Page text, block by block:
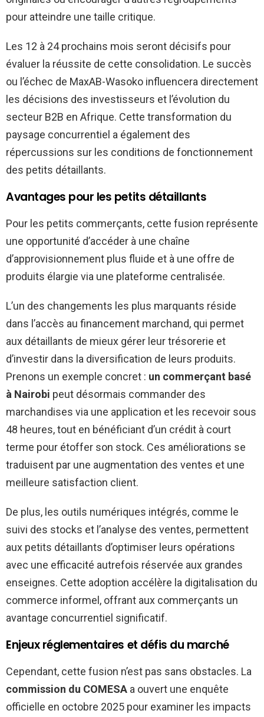
pour atteindre une taille critique.
Les 12 à 24 prochains mois seront décisifs pour
évaluer la réussite de cette consolidation. Le succès
ou l’échec de MaxAB-Wasoko influencera directement
les décisions des investisseurs et l’évolution du
secteur B2B en Afrique. Cette transformation du
paysage concurrentiel a également des
répercussions sur les conditions de fonctionnement
des petits détaillants.
Avantages pour les petits détaillants
Pour les petits commerçants, cette fusion représente
une opportunité d’accéder à une chaîne
d’approvisionnement plus fluide et à une offre de
produits élargie via une plateforme centralisée.
L’un des changements les plus marquants réside
dans l’accès au financement marchand, qui permet
aux détaillants de mieux gérer leur trésorerie et
d’investir dans la diversification de leurs produits.
Prenons un exemple concret : un commerçant basé
à Nairobi peut désormais commander des
marchandises via une application et les recevoir sous
48 heures, tout en bénéficiant d’un crédit à court
terme pour étoffer son stock. Ces améliorations se
traduisent par une augmentation des ventes et une
meilleure satisfaction client.
De plus, les outils numériques intégrés, comme le
suivi des stocks et l’analyse des ventes, permettent
aux petits détaillants d’optimiser leurs opérations
avec une efficacité autrefois réservée aux grandes
enseignes. Cette adoption accélère la digitalisation du
commerce informel, offrant aux commerçants un
avantage concurrentiel significatif.
Enjeux réglementaires et défis du marché
Cependant, cette fusion n’est pas sans obstacles. La
commission du COMESA a ouvert une enquête
officielle en octobre 2025 pour examiner les impacts